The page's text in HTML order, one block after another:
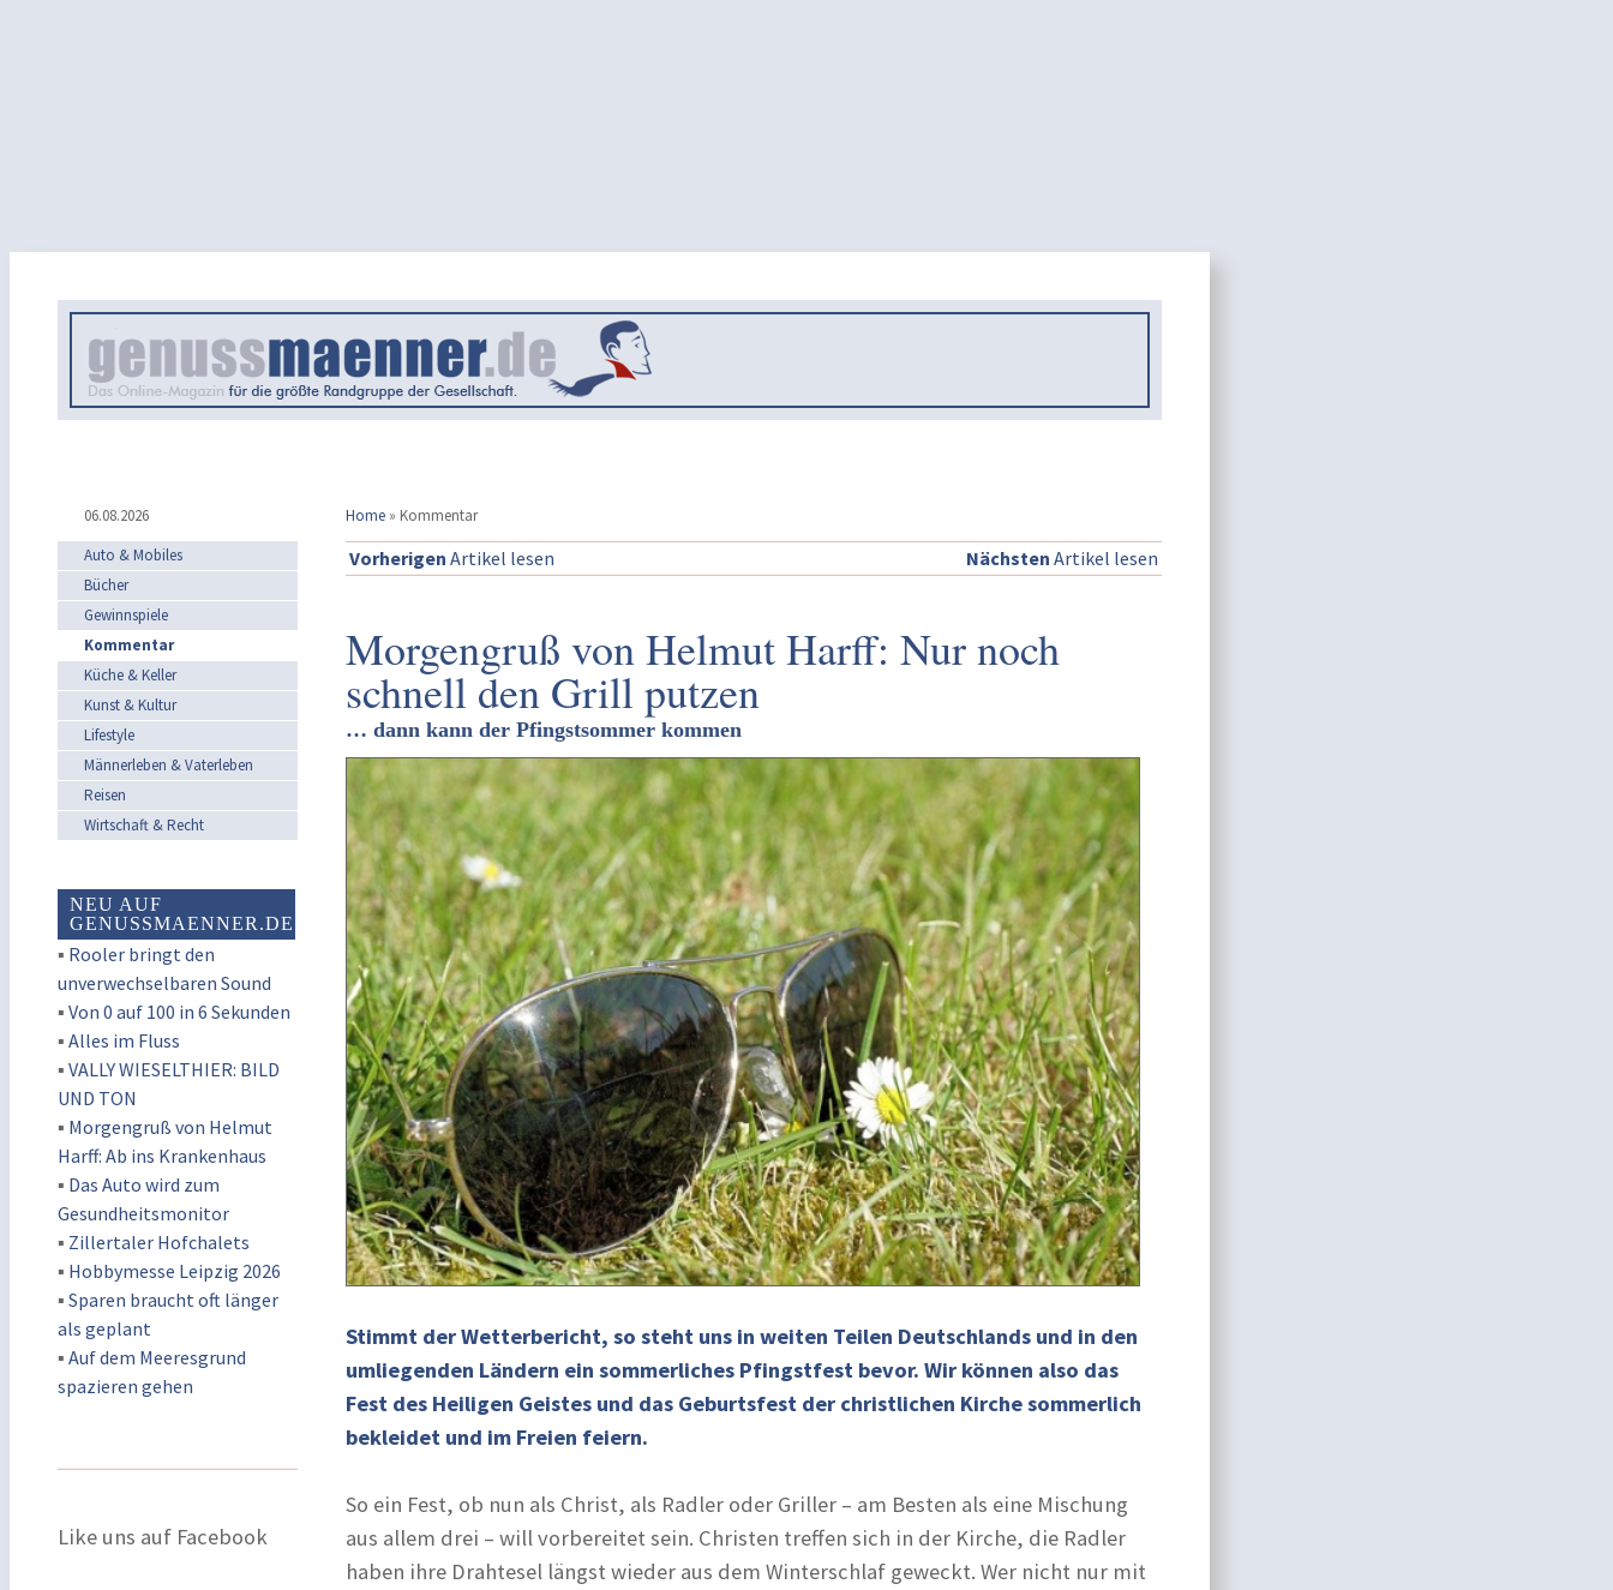
06.08.2026 Home » Kommentar
Auto & Mobiles
Bücher
Gewinnspiele
Kommentar
Küche & Keller
Kunst & Kultur
Lifestyle
Männerleben & Vaterleben
Reisen
Wirtschaft & Recht
NEU AUF
GENUSSMAENNER.DE
▪ Rooler bringt den
unverwechselbaren Sound
▪ Von 0 auf 100 in 6 Sekunden
▪ Alles im Fluss
▪ VALLY WIESELTHIER: BILD
UND TON
▪ Morgengruß von Helmut
Harff: Ab ins Krankenhaus
▪ Das Auto wird zum
Gesundheitsmonitor
▪ Zillertaler Hofchalets
▪ Hobbymesse Leipzig 2026
▪ Sparen braucht oft länger
als geplant
▪ Auf dem Meeresgrund
spazieren gehen
Like uns auf Facebook
Vorherigen Artikel lesen Nächsten Artikel lesen
Morgengruß von Helmut Harff: Nur noch
schnell den Grill putzen
… dann kann der Pfingstsommer kommen
Stimmt der Wetterbericht, so steht uns in weiten Teilen Deutschlands und in den
umliegenden Ländern ein sommerliches Pfingstfest bevor. Wir können also das
Fest des Heiligen Geistes und das Geburtsfest der christlichen Kirche sommerlich
bekleidet und im Freien feiern.
So ein Fest, ob nun als Christ, als Radler oder Griller – am Besten als eine Mischung
aus allem drei – will vorbereitet sein. Christen treffen sich in der Kirche, die Radler
haben ihre Drahtesel längst wieder aus dem Winterschlaf geweckt. Wer nicht nur mit